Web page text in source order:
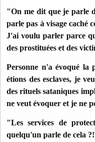
"On me dit que je parle
parle pas à visage caché
J'ai voulu parler parce
des prostituées et des
Personne n'a évoqué la
étions des esclaves, je
des rituels sataniques
ne veut évoquer et je ne
"Les services de
quelqu'un parle de cela ?!